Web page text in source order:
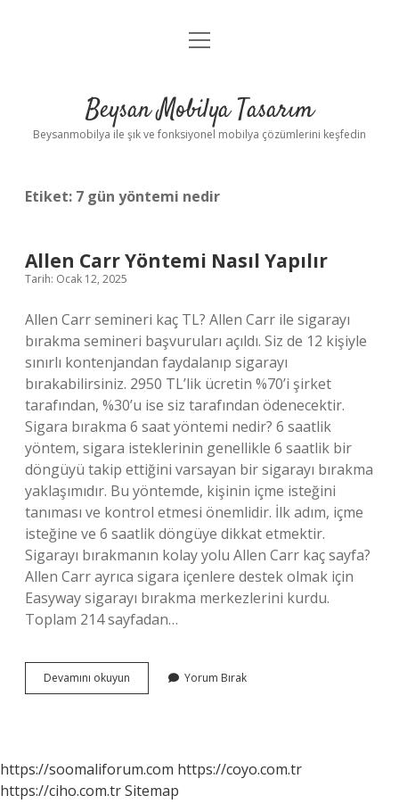
Anasayfa
Yasal Uyarı
menüyü
Beysan Mobilya Tasarım
Beysanmobilya ile şık ve fonksiyonel mobilya çözümlerini keşfedin
Etiket: 7 gün yöntemi nedir
Allen Carr Yöntemi Nasıl Yapılır
Tarih: Ocak 12, 2025
Allen Carr semineri kaç TL? Allen Carr ile sigarayı
bırakma semineri başvuruları açıldı. Siz de 12 kişiyle
sınırlı kontenjandan faydalanıp sigarayı
bırakabilirsiniz. 2950 TL’lik ücretin %70’i şirket
tarafından, %30’u ise siz tarafından ödenecektir.
Sigara bırakma 6 saat yöntemi nedir? 6 saatlik
yöntem, sigara isteklerinin genellikle 6 saatlik bir
döngüyü takip ettiğini varsayan bir sigarayı bırakma
yaklaşımıdır. Bu yöntemde, kişinin içme isteğini
tanıması ve kontrol etmesi önemlidir. İlk adım, içme
isteğine ve 6 saatlik döngüye dikkat etmektir.
Sigarayı bırakmanın kolay yolu Allen Carr kaç sayfa?
Allen Carr ayrıca sigara içenlere destek olmak için
Easyway sigarayı bırakma merkezlerini kurdu.
Toplam 214 sayfadan…
Devamını okuyun
Carr
Yorum Bırak
https://soomaliforum.com https://coyo.com.tr
https://ciho.com.trSitemap